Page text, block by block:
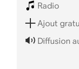
Radio
Ajout
Diffusion